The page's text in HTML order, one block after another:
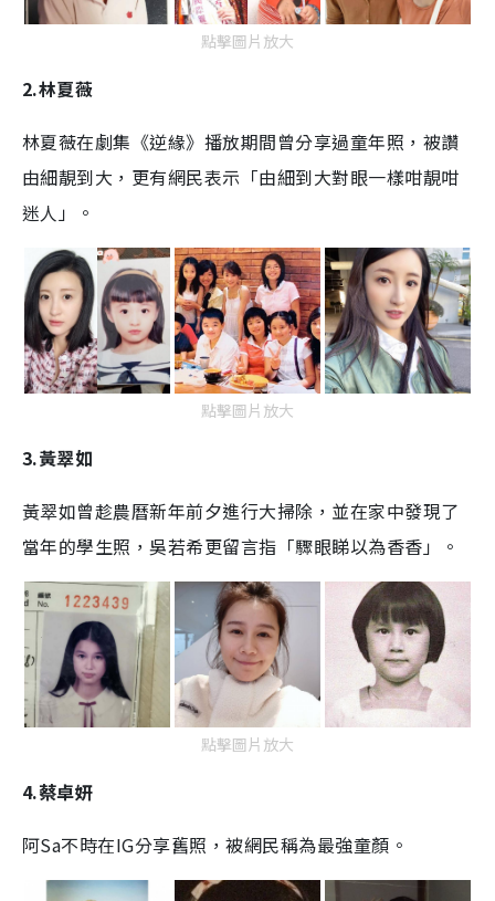
點擊圖片放大
2.林夏薇
林夏薇在劇集《逆緣》播放期間曾分享過童年照，被讚
由細靚到大，更有網民表示「由細到大對眼一樣咁靚咁
迷人」。
點擊圖片放大
3.黃翠如
黃翠如曾趁農曆新年前夕進行大掃除，並在家中發現了
當年的學生照，吳若希更留言指「驟眼睇以為香香」。
點擊圖片放大
4.蔡卓妍
阿Sa不時在IG分享舊照，被網民稱為最強童顏。